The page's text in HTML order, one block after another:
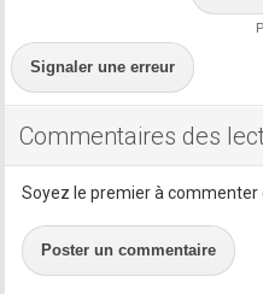
Signaler une erreur
Commentaires des
Soyez le premier à
Poster un commentaire